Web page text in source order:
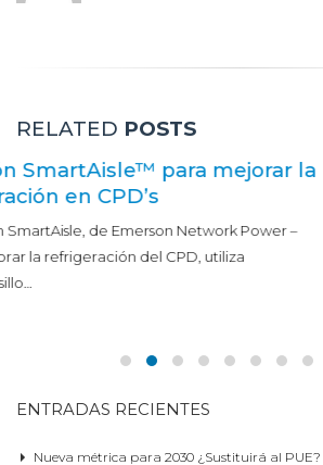
RELATED POSTS
10 Mantenimiento de Data
Mantenimiento de Data Center de
digitales”
En Cliatec, empresa especialista en el
center, nos enteramos…
ENTRADAS RECIENTES
Nueva métrica para 2030 ¿Sustituirá al PUE?